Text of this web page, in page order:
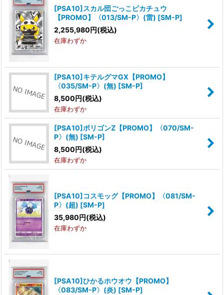
絞り込む
[PSA10]スカル団ごっこピカチュウ
【PROMO】〈013/SM-P〉(雷) [SM-P]
2,255,980円(税込)
在庫わずか
[PSA10]キテルグマGX【PROMO】
〈035/SM-P〉(無) [SM-P]
8,500円(税込)
在庫わずか
[PSA10]ポリゴンZ【PROMO】〈070/SM-
P〉(無) [SM-P]
8,500円(税込)
在庫わずか
[PSA10]コスモッグ【PROMO】〈081/SM-
P〉(超) [SM-P]
35,980円(税込)
在庫わずか
[PSA10]ひかるホウオウ【PROMO】
〈083/SM-P〉(炎) [SM-P]